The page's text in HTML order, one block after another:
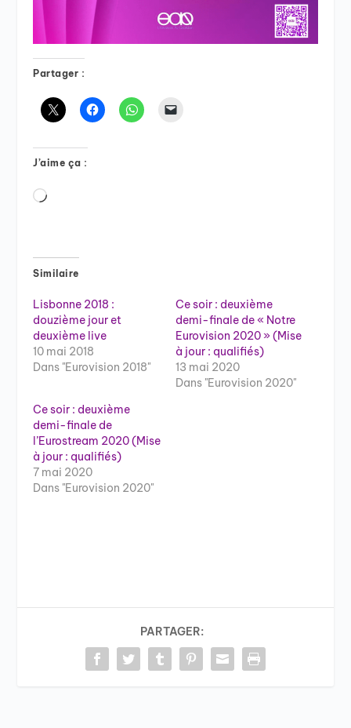
Partager :
J’aime ça :
Chargement…
Similaire
Lisbonne 2018 :
douzième jour et
deuxième live
10 mai 2018
Dans "Eurovision 2018"
Ce soir : deuxième
demi-finale de « Notre
Eurovision 2020 » (Mise
à jour : qualifiés)
13 mai 2020
Dans "Eurovision 2020"
Ce soir : deuxième
demi-finale de
l’Eurostream 2020 (Mise
à jour : qualifiés)
7 mai 2020
Dans "Eurovision 2020"
PARTAGER: